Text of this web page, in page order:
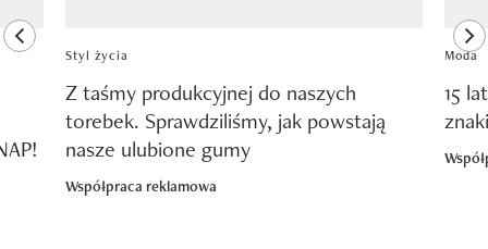
previous element
Styl życia
Z taśmy produkcyjnej do naszych
torebek. Sprawdziliśmy, jak powstają
nasze ulubione gumy
Współpraca reklamowa
Moda
15